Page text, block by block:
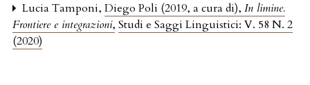
Lucia Tamponi, Diego Poli (2019, a cura di), In limine.
Frontiere e integrazioni, Studi e Saggi Linguistici: V. 58 N. 2
(2020)